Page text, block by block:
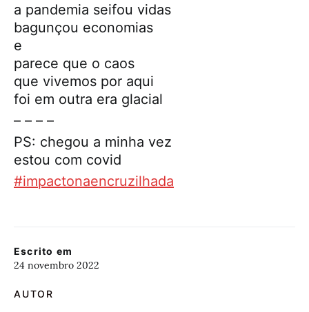
Escrito em
24 novembro 2022
AUTOR
a pandemia seifou vidas
bagunçou economias
e
parece que o caos
que vivemos por aqui
foi em outra era glacial
– – – –
PS: chegou a minha vez
estou com covid
#impactonaencruzilhada